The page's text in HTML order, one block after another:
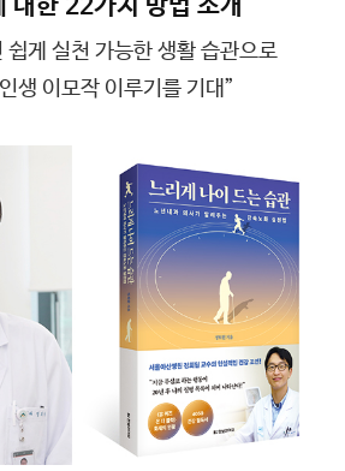
대한 22가지 방법 소개
쉽게 실천 가능한 생활 습관으로
생 이모작 이루기를 기대”